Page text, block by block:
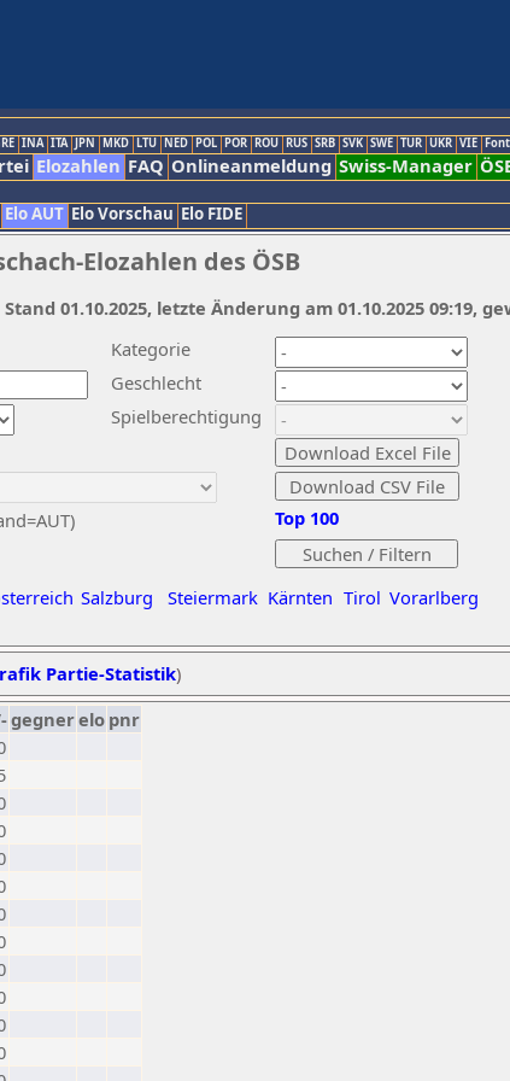
INA ITA JPN MKD LTU NED POL POR ROU RUS SRB SVK SWE TUR UKR VIE
Elozahlen FAQ Onlineanmeldung Swiss-Manager
Elo AUT Elo Vorschau Elo FIDE
Elozahlen des ÖSB
Kategorie
Geschlecht
Spielberechtigung
Salzburg Steiermark Kärnten Tirol Vorarlberg
Top 100
Stand 01.10.2025, letzte Änderung am 01.10.2025 09:19,
Partie-Statistik)
gegnerelo pnr